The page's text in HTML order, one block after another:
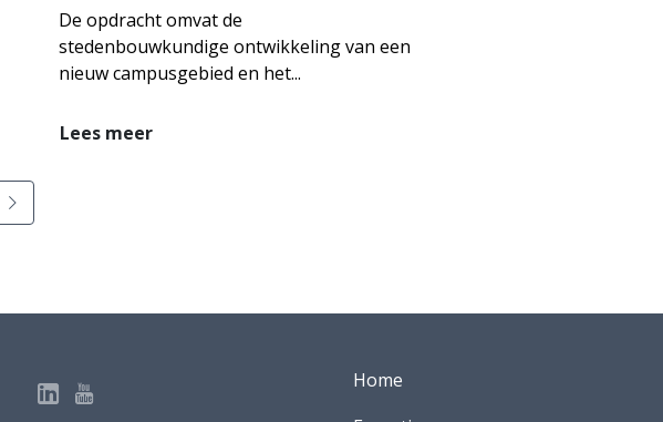
De opdracht omvat de
stedenbouwkundige ontwikkeling van een
nieuw campusgebied en het...
Lees meer
Home